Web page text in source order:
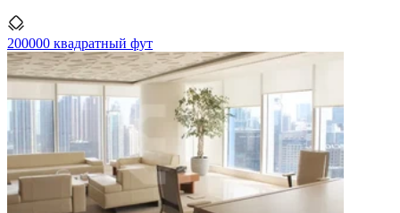
200000 квадратный фут